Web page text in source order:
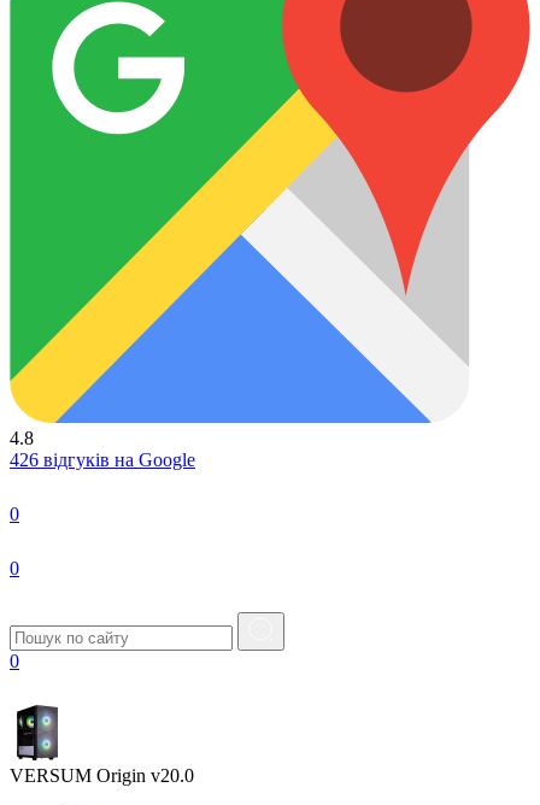
4.8
426 відгуків на Google
0
0
0
VERSUM Origin v20.0